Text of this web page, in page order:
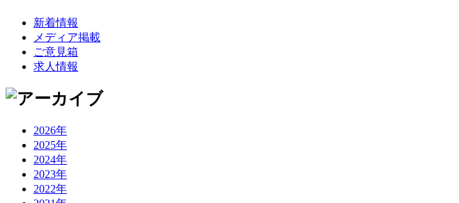
新着情報
メディア掲載
ご意見箱
求人情報
2026年
2025年
2024年
2023年
2022年